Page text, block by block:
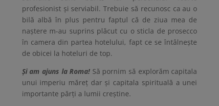
profesionist și serviabil. Trebuie să recunosc ca au o
bilă albă în plus pentru faptul că de ziua mea de
naștere m-au suprins plăcut cu o sticla de prosecco
în camera din partea hotelului, fapt ce se întâlnește
de obicei la hoteluri de top.
Și am ajuns la Roma! Să pornim să explorăm capitala
unui imperiu măreț dar și capitala spirituală a unei
importante părți a lumii creștine.